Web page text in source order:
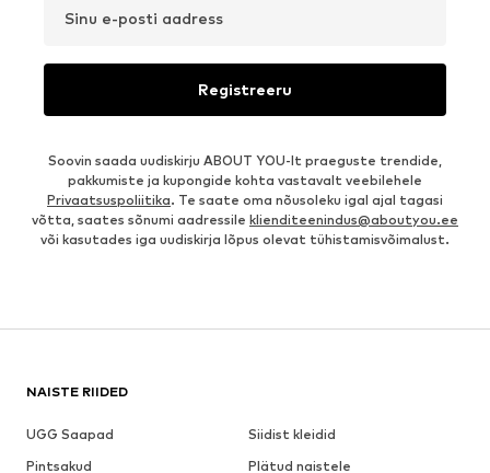
Sinu e-posti aadress
Registreeru
Soovin saada uudiskirju ABOUT YOU-lt praeguste trendide,
pakkumiste ja kupongide kohta vastavalt veebilehele
Privaatsuspoliitika. Te saate oma nõusoleku igal ajal tagasi
võtta, saates sõnumi aadressile klienditeenindus@aboutyou.ee
või kasutades iga uudiskirja lõpus olevat tühistamisvõimalust.
NAISTE RIIDED
UGG Saapad
Siidist kleidid
Pintsakud
Plätud naistele